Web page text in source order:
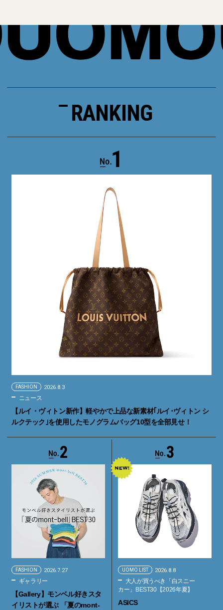
RANKING
1
FASHION 2026.8.3
ニュース
【ルイ・ヴィトン新作】軽やかで上品な新素材｢ルイ･ヴィトン シ
ルクテック｣を使用したモノグラムバッグ10型を全部見せ！
2
FASHION 2026.7.27
ギャラリー
【Gallery】モンベル好きスタ
イリストが選ぶ 「夏のmont-
3
UOMO LIST 2026.8.8
大人が買うべき「白スニー
カー」BEST30【2026年夏】
ASICS